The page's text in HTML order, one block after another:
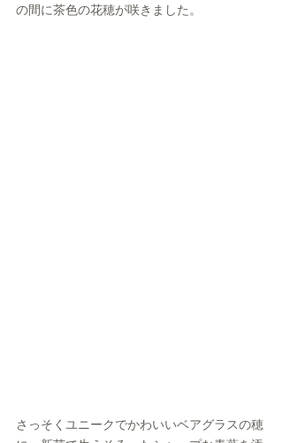
の間に茶色の花穂が咲きました。
さっそくユニークでかわいいベアグラスの穂